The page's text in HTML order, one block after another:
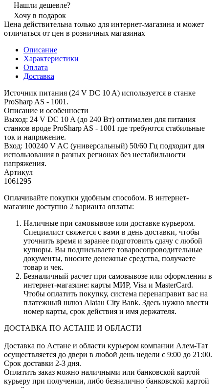
Нашли дешевле?
Хочу в подарок
Цена действительна только для интернет-магазина и может
отличаться от цен в розничных магазинах
Описание
Характеристики
Оплата
Доставка
Источник питания (24 V DC 10 A) используется в станке
ProSharp AS - 1001.
Описание и особенности
Выход: 24 V DC 10 A (до 240 Вт) оптимален для питания
станков вроде ProSharp AS - 1001 где требуются стабильные
ток и напряжение.
Вход: 100240 V AC (универсальный) 50/60 Гц подходит для
использования в разных регионах без нестабильности
напряжения.
Артикул
1061295
Оплачивайте покупки удобным способом. В интернет-
магазине доступно 2 варианта оплаты:
Наличные при самовывозе или доставке курьером.
Специалист свяжется с вами в день доставки, чтобы
уточнить время и заранее подготовить сдачу с любой
купюры. Вы подписываете товаросопроводительные
документы, вносите денежные средства, получаете
товар и чек.
Безналичный расчет при самовывозе или оформлении в
интернет-магазине: карты МИР, Visa и MasterCard.
Чтобы оплатить покупку, система перенаправит вас на
платежный шлюз Alatau City Bank. Здесь нужно ввести
номер карты, срок действия и имя держателя.
ДОСТАВКА ПО АСТАНЕ И ОБЛАСТИ
Доставка по Астане и области курьером компании Алем-Тат
осуществляется до двери в любой день недели с 9:00 до 21:00.
Срок доставки 2-3 дня.
Оплатить заказ можно наличными или банковской картой
курьеру при получении, либо безналично банковской картой